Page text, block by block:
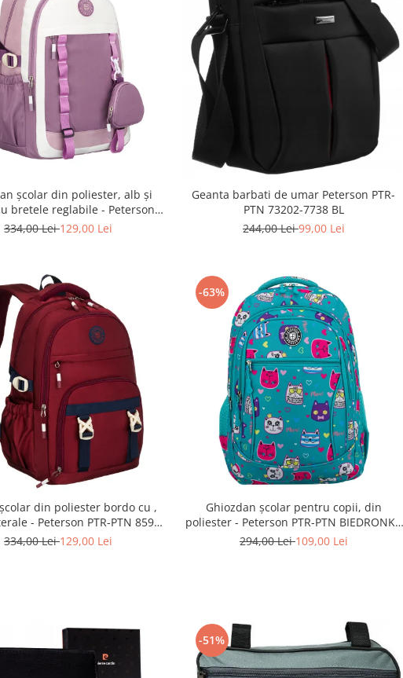
școlar din poliester, alb și
bretele reglabile - Peterson
PTN 8603-1303 PURPLE
334,00 Lei129,00 Lei
Geanta barbati de umar Peterson PTR-
PTN 73202-7738 BL
244,00 Lei99,00 Lei
din poliester bordo cu ,
- Peterson PTR-PTN 8594-
1402 BORDO
334,00 Lei129,00 Lei
-63%
Ghiozdan școlar pentru copii, din
poliester - Peterson PTR-PTN BIEDRONKA
G28
294,00 Lei109,00 Lei
-51%